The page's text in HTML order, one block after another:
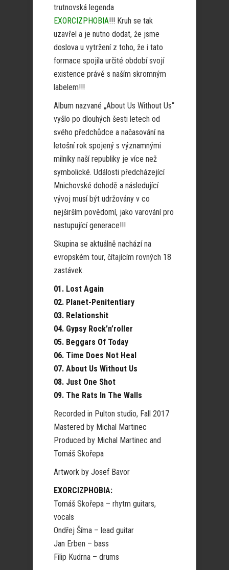
trutnovská legenda
EXORCIZPHOBIA!!! Kruh se tak
uzavřel a je nutno dodat, že jsme
doslova u vytržení z toho, že i tato
formace spojila určité období svojí
existence právě s naším skromným
labelem!!!
Album nazvané „About Us Without Us“
vyšlo po dlouhých šesti letech od
svého předchůdce a načasování na
letošní rok spojený s významnými
milníky naší republiky je více než
symbolické. Události předcházející
Mnichovské dohodě a následující
vývoj musí být udržovány v co
nejširším povědomí, jako varování pro
nastupující generace!!!
Skupina se aktuálně nachází na
evropském tour, čítajícím rovných 18
zastávek.
01. Lost Again
02. Planet-Penitentiary
03. Relationshit
04. Gypsy Rock’n’roller
05. Beggars Of Today
06. Time Does Not Heal
07. About Us Without Us
08. Just One Shot
09. The Rats In The Walls
Recorded in Pulton studio, Fall 2017
Mastered by Michal Martinec
Produced by Michal Martinec and
Tomáš Skořepa
Artwork by Josef Bavor
EXORCIZPHOBIA:
Tomáš Skořepa – rhytm guitars,
vocals
Ondřej Šíma – lead guitar
Jan Erben – bass
Filip Kudrna – drums